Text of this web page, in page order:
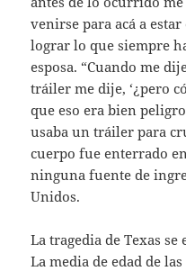
venirse para acá a
lograr lo que siempre
esposa. “Cuando me
tráiler me dije, ‘¿pero
que eso era bien
usaba un tráiler para
cuerpo fue enterrado
ninguna fuente de
Unidos.
La tragedia de Texas
La media de edad de